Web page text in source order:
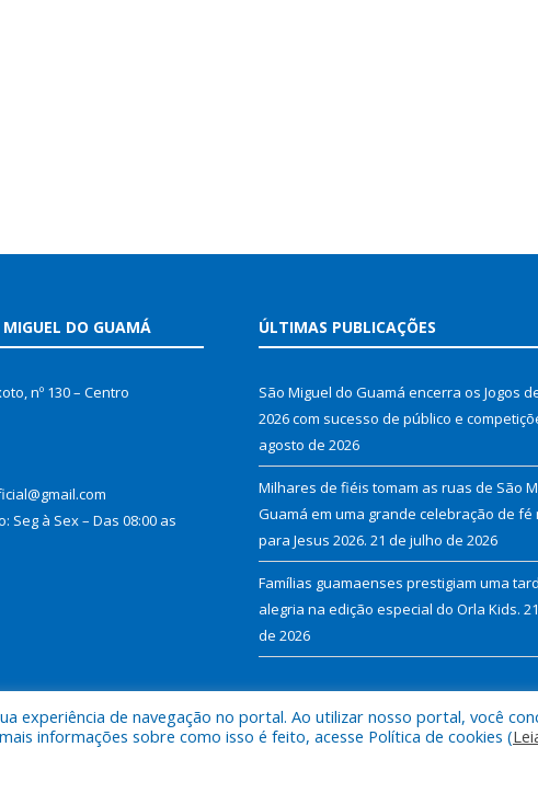
MIGUEL DO GUAMÁ
nº 130 – Centro
à Sex – Das 08:00 as
ÚLTIMAS PUBLICAÇÕES
São Miguel do Guamá encerra os Jogos
2026 com sucesso de público e
agosto de 2026
Milhares de fiéis tomam as ruas de São
Guamá em uma grande celebração de fé
para Jesus 2026. 21 de julho de 2026
Famílias guamaenses prestigiam uma
alegria na edição especial do Orla Kids.
de 2026
experiência de navegação no portal. Ao utilizar nosso portal, você
informações sobre como isso é feito, acesse Política de cookies (